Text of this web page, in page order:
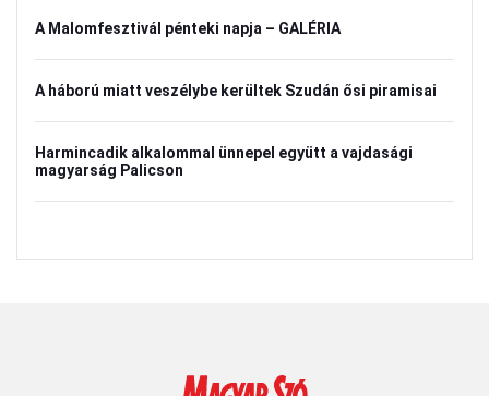
A Malomfesztivál pénteki napja – GALÉRIA
A háború miatt veszélybe kerültek Szudán ősi piramisai
Harmincadik alkalommal ünnepel együtt a vajdasági
magyarság Palicson